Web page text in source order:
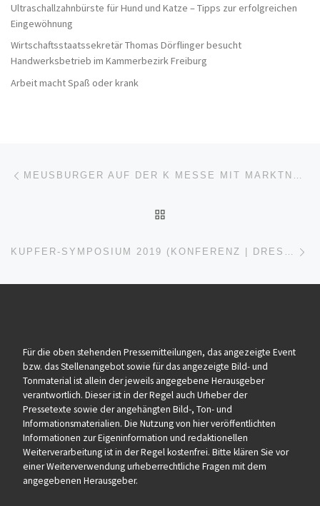
Ultraschallzahnbürste für Hund und Katze – Tipps zur erfolgreichen
Eingewöhnung
Wirtschaftsstaatssekretär Thomas Dörflinger besucht
Handwerksbetrieb im Kammerbezirk Freiburg
Arbeit macht Spaß oder krank
Beitragsnavigation MEUSBURGER AUF DER K MESSE MIT MARKTNEUHEIT
KUPFER-SYMPOSIUM 2019 (KONFERENZ | DRESDEN)
Für die oben stehenden Pressemitteilungen, das angezeigte Event
bzw. das Stellenangebot sowie für das angezeigte Bild- und
Tonmaterial ist allein der jeweils angegebene Herausgeber
verantwortlich. Dieser ist in der Regel auch Urheber der
Pressetexte sowie der angehängten Bild-, Ton- und
Informationsmaterialien. Die Nutzung von hier veröffentlichten
Informationen zur Eigeninformation und redaktionellen
Weiterverarbeitung ist in der Regel kostenfrei. Bitte klären Sie vor
einer Weiterverwendung urheberrechtliche Fragen mit dem
angegebenen Herausgeber.